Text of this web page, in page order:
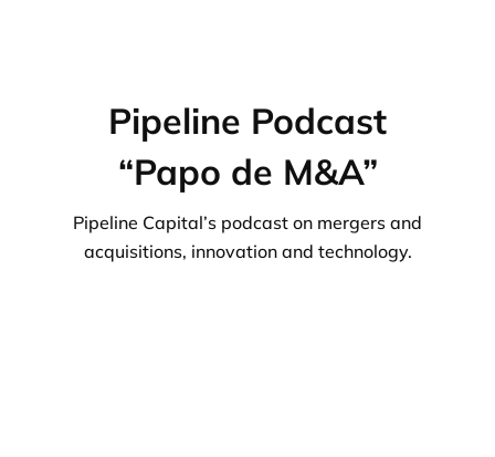
Pipeline Podcast
“Papo de M&A”
Pipeline Capital’s podcast on mergers and
acquisitions, innovation and technology.